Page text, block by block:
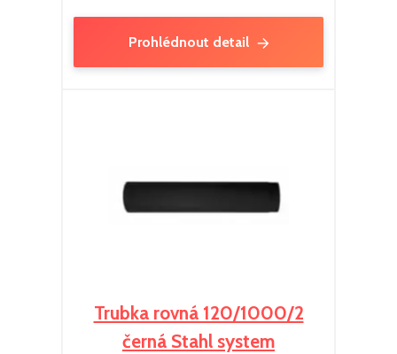
Prohlédnout detail
Trubka rovná 120/1000/2
černá Stahl system